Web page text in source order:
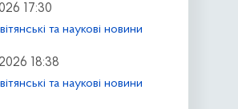
17:30
та наукові новини
18:38
та наукові новини